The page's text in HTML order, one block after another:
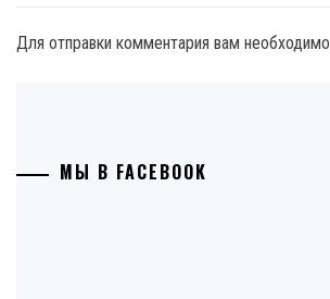
Для отправки комментария вам необходимо
МЫ В FACEBOOK